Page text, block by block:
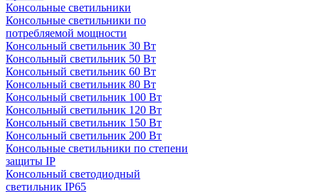
Консольные светильники
Консольные светильники по
потребляемой мощности
Консольный светильник 30 Вт
Консольный светильник 50 Вт
Консольный светильник 60 Вт
Консольный светильник 80 Вт
Консольный светильник 100 Вт
Консольный светильник 120 Вт
Консольный светильник 150 Вт
Консольный светильник 200 Вт
Консольные светильники по степени
защиты IP
Консольный светодиодный
светильник IP65